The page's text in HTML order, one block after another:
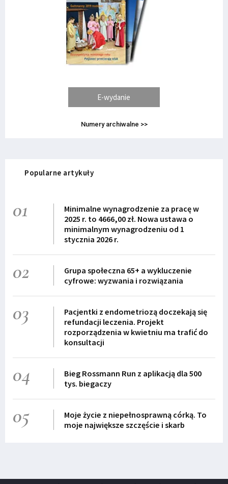
E-wydanie
Numery archiwalne >>
Popularne artykuły
01
Minimalne wynagrodzenie za pracę w
2025 r. to 4666,00 zł. Nowa ustawa o
minimalnym wynagrodzeniu od 1
stycznia 2026 r.
02
Grupa społeczna 65+ a wykluczenie
cyfrowe: wyzwania i rozwiązania
03
Pacjentki z endometriozą doczekają się
refundacji leczenia. Projekt
rozporządzenia w kwietniu ma trafić do
konsultacji
04
Bieg Rossmann Run z aplikacją dla 500
tys. biegaczy
05
Moje życie z niepełnosprawną córką. To
moje największe szczęście i skarb